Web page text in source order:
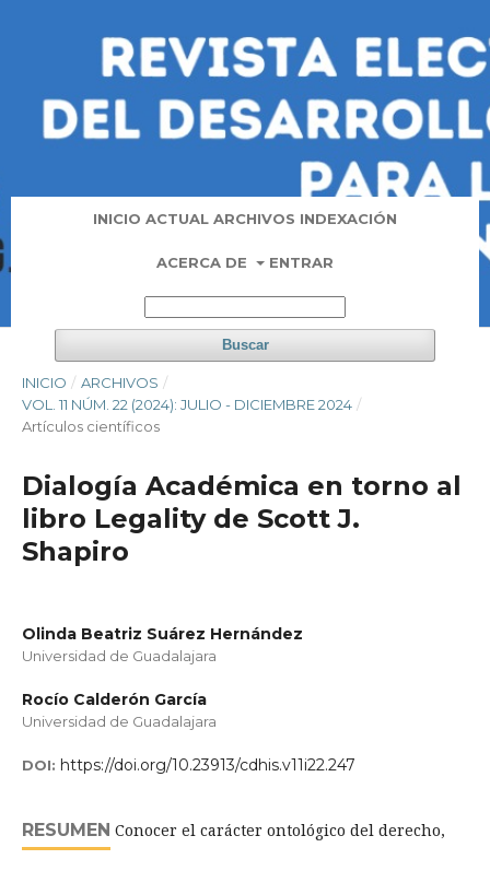
INICIO ACTUAL ARCHIVOS INDEXACIÓN
ACERCA DE ENTRAR
Buscar
INICIO / ARCHIVOS /
VOL. 11 NÚM. 22 (2024): JULIO - DICIEMBRE 2024 /
Artí­culos científicos
Dialogía Académica en torno al
libro Legality de Scott J.
Shapiro
Olinda Beatriz Suárez Hernández
Universidad de Guadalajara
Rocío Calderón García
Universidad de Guadalajara
DOI: https://doi.org/10.23913/cdhis.v11i22.247
RESUMEN Conocer el carácter ontológico del derecho,